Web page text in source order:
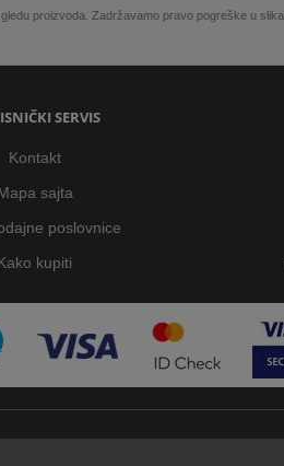
proizvoda. Zadržavamo pravo pogreške u
SERVIS
Kontakt
sajta
poslovnice
kupiti